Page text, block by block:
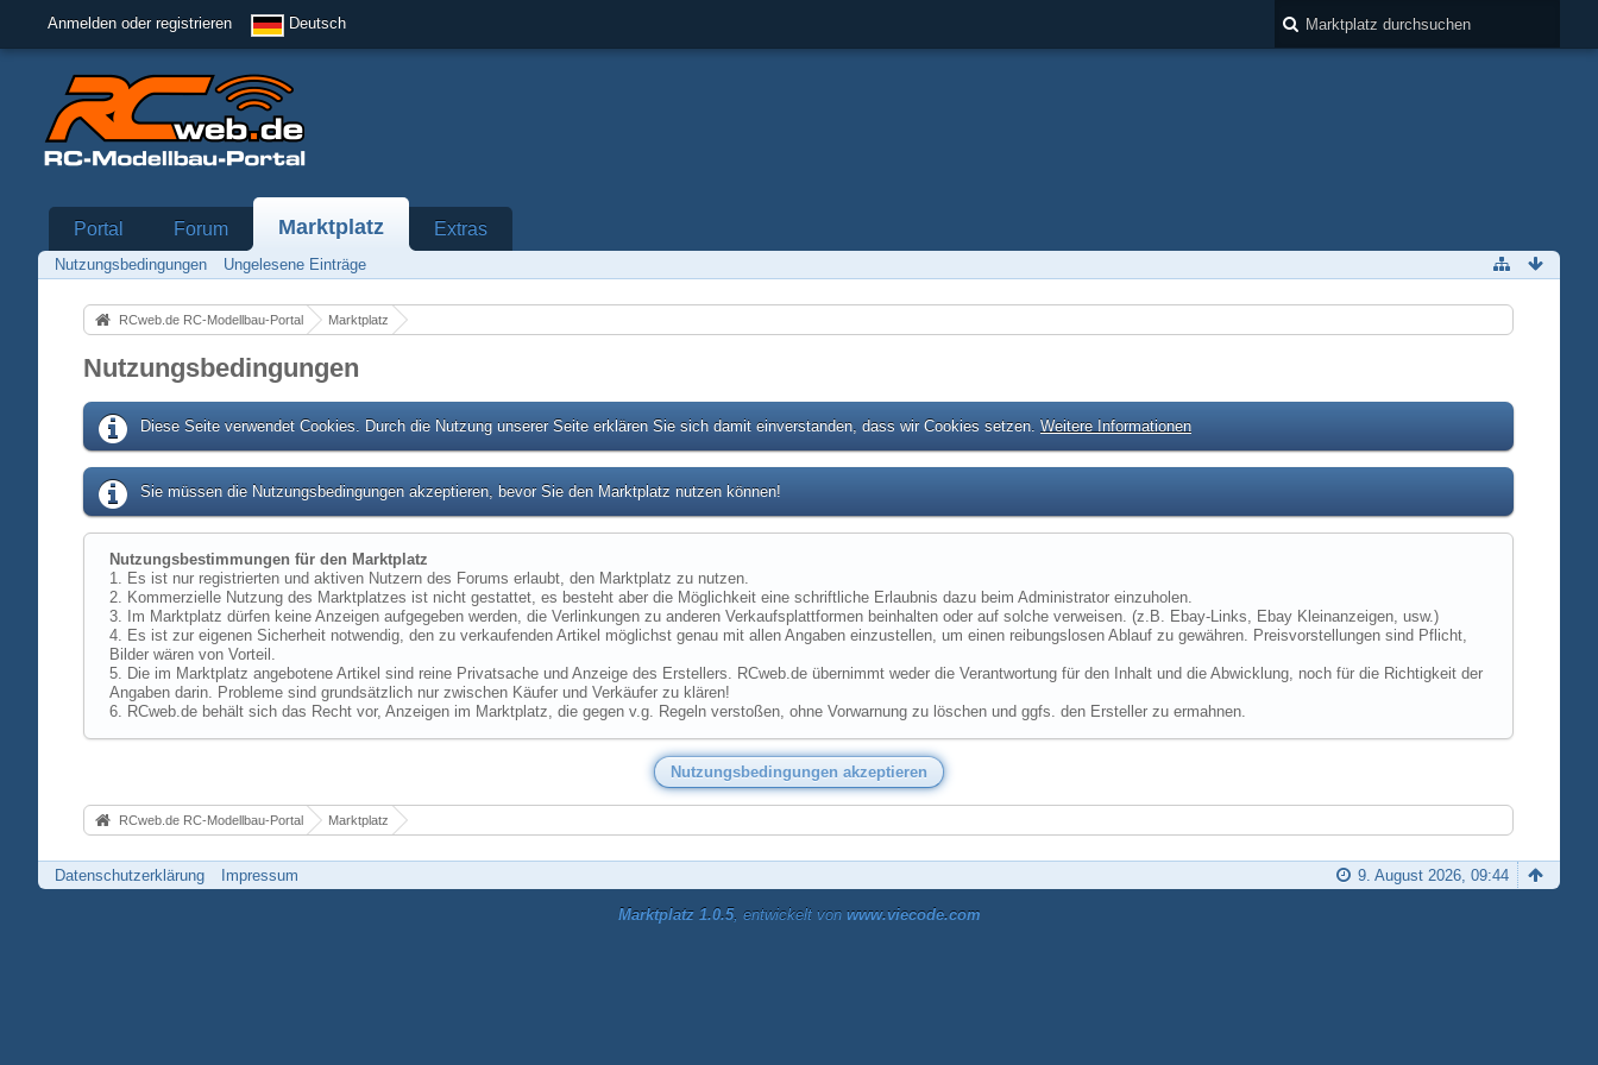
Anmelden oder registrieren Deutsch
Portal Forum Marktplatz Extras
Nutzungsbedingungen Ungelesene Einträge
RCweb.de RC-Modellbau-Portal Marktplatz
Nutzungsbedingungen
Diese Seite verwendet Cookies. Durch die Nutzung unserer Seite erklären Sie sich damit einverstanden, dass wir Cookies setzen. Weitere Informationen
Sie müssen die Nutzungsbedingungen akzeptieren, bevor Sie den Marktplatz nutzen können!
Nutzungsbestimmungen für den Marktplatz
1. Es ist nur registrierten und aktiven Nutzern des Forums erlaubt, den Marktplatz zu nutzen.
2. Kommerzielle Nutzung des Marktplatzes ist nicht gestattet, es besteht aber die Möglichkeit eine schriftliche Erlaubnis dazu beim Administrator einzuholen.
3. Im Marktplatz dürfen keine Anzeigen aufgegeben werden, die Verlinkungen zu anderen Verkaufsplattformen beinhalten oder auf solche verweisen. (z.B. Ebay-Links, Ebay Kleinanzeigen, usw.)
4. Es ist zur eigenen Sicherheit notwendig, den zu verkaufenden Artikel möglichst genau mit allen Angaben einzustellen, um einen reibungslosen Ablauf zu gewähren. Preisvorstellungen sind Pflicht,
Bilder wären von Vorteil.
5. Die im Marktplatz angebotene Artikel sind reine Privatsache und Anzeige des Erstellers. RCweb.de übernimmt weder die Verantwortung für den Inhalt und die Abwicklung, noch für die Richtigkeit der
Angaben darin. Probleme sind grundsätzlich nur zwischen Käufer und Verkäufer zu klären!
6. RCweb.de behält sich das Recht vor, Anzeigen im Marktplatz, die gegen v.g. Regeln verstoßen, ohne Vorwarnung zu löschen und ggfs. den Ersteller zu ermahnen.
RCweb.de RC-Modellbau-Portal Marktplatz
Datenschutzerklärung Impressum 9. August 2026, 09:44
Marktplatz 1.0.5, entwickelt von www.viecode.com